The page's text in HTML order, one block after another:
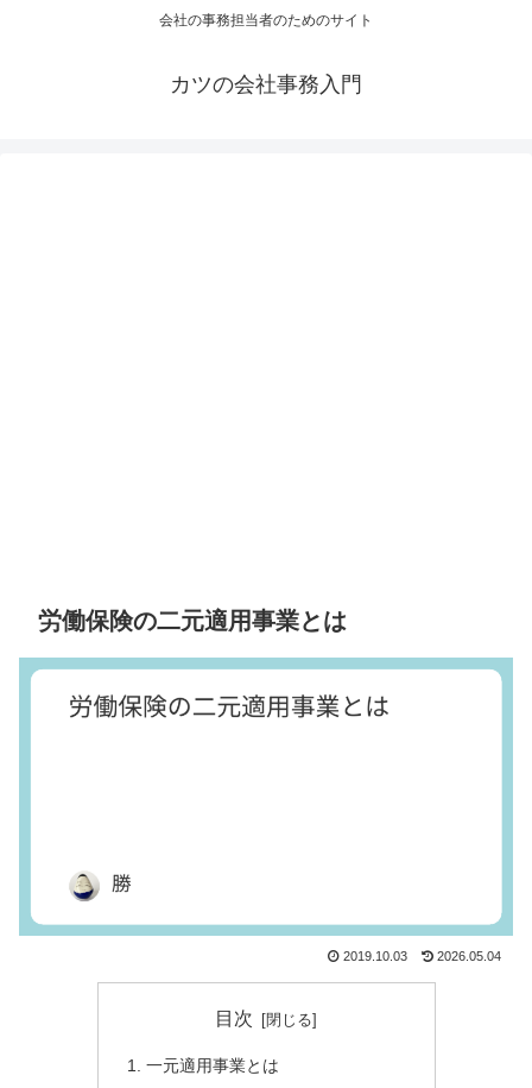
会社の事務担当者のためのサイト
カツの会社事務入門
労働保険の二元適用事業とは
2019.10.03 2026.05.04
目次
一元適用事業とは